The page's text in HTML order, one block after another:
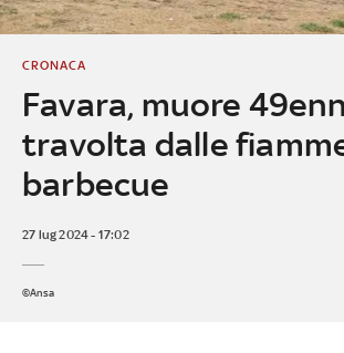
Favara, muore
travolta dalle
barbecue
CRONACA
27 lug 2024 - 17:02
©Ansa